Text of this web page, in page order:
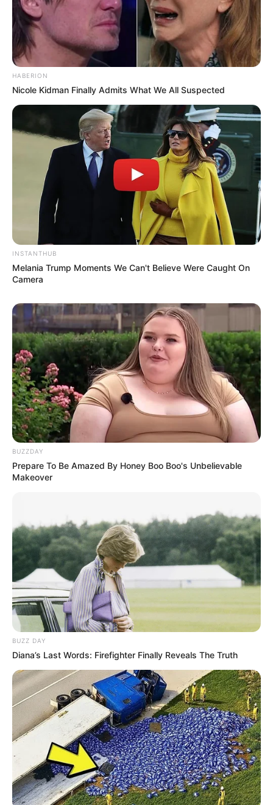
LIHAT ARTIKEL LAINNYA
Tastefully Yours Confidence Queen
Walking On Thin Ice Tempest
My Troublesome Star Aema
HABERION
Nicole Kidman Finally Admits What We All Suspected
INSTANTHUB
Melania Trump Moments We Can't Believe Were Caught On
Camera
BUZZDAY
Prepare To Be Amazed By Honey Boo Boo's Unbelievable
Makeover
BUZZ DAY
Diana’s Last Words: Firefighter Finally Reveals The Truth